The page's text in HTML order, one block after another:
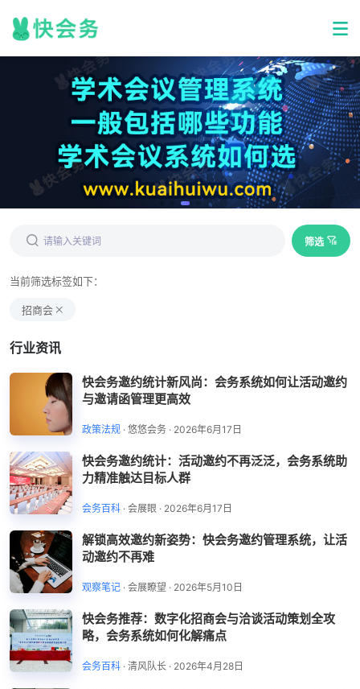
筛选
当前筛选标签如下：
招商会
行业资讯
快会务邀约统计新风尚：会务系统如何让活动邀约
与邀请函管理更高效
政策法规 · 悠悠会务 · 2026年6月17日
快会务邀约统计：活动邀约不再泛泛，会务系统助
力精准触达目标人群
会务百科 · 会展眼 · 2026年6月17日
解锁高效邀约新姿势：快会务邀约管理系统，让活
动邀约不再难
观察笔记 · 会展瞭望 · 2026年5月10日
快会务推荐：数字化招商会与洽谈活动策划全攻
略，会务系统如何化解痛点
会务百科 · 清风队长 · 2026年4月28日